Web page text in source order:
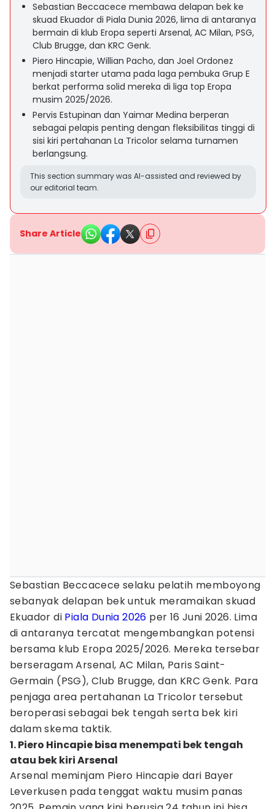
Sebastian Beccacece membawa delapan bek ke
skuad Ekuador di Piala Dunia 2026, lima di antaranya
bermain di klub Eropa seperti Arsenal, AC Milan, PSG,
Club Brugge, dan KRC Genk.
Piero Hincapie, Willian Pacho, dan Joel Ordonez
menjadi starter utama pada laga pembuka Grup E
berkat performa solid mereka di liga top Eropa
musim 2025/2026.
Pervis Estupinan dan Yaimar Medina berperan
sebagai pelapis penting dengan fleksibilitas tinggi di
sisi kiri pertahanan La Tricolor selama turnamen
berlangsung.
This section summary was AI-assisted and reviewed by
our editorial team.
Share Article
Sebastian Beccacece selaku pelatih memboyong
sebanyak delapan bek untuk meramaikan skuad
Ekuador di Piala Dunia 2026 per 16 Juni 2026. Lima
di antaranya tercatat mengembangkan potensi
bersama klub Eropa 2025/2026. Mereka tersebar
berseragam Arsenal, AC Milan, Paris Saint-
Germain (PSG), Club Brugge, dan KRC Genk. Para
penjaga area pertahanan La Tricolor tersebut
beroperasi sebagai bek tengah serta bek kiri
dalam skema taktik.
1. Piero Hincapie bisa menempati bek tengah
atau bek kiri Arsenal
Arsenal meminjam Piero Hincapie dari Bayer
Leverkusen pada tenggat waktu musim panas